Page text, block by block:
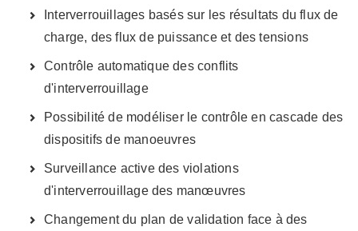
Interverrouillages basés sur les résultats du flux de
charge, des flux de puissance et des tensions
Contrôle automatique des conflits
d'interverrouillage
Possibilité de modéliser le contrôle en cascade des
dispositifs de manoeuvres
Surveillance active des violations
d'interverrouillage des manœuvres
Changement du plan de validation face à des